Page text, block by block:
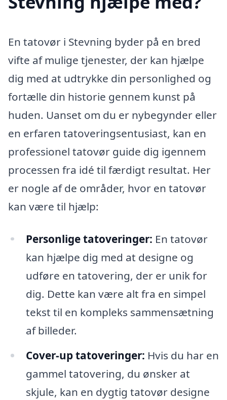
En tatovør i Stevning byder på en bred
vifte af mulige tjenester, der kan hjælpe
dig med at udtrykke din personlighed og
fortælle din historie gennem kunst på
huden. Uanset om du er nybegynder eller
en erfaren tatoveringsentusiast, kan en
professionel tatovør guide dig igennem
processen fra idé til færdigt resultat. Her
er nogle af de områder, hvor en tatovør
kan være til hjælp:
Personlige tatoveringer: En tatovør
kan hjælpe dig med at designe og
udføre en tatovering, der er unik for
dig. Dette kan være alt fra en simpel
tekst til en kompleks sammensætning
af billeder.
Cover-up tatoveringer: Hvis du har en
gammel tatovering, du ønsker at
skjule, kan en dygtig tatovør designe